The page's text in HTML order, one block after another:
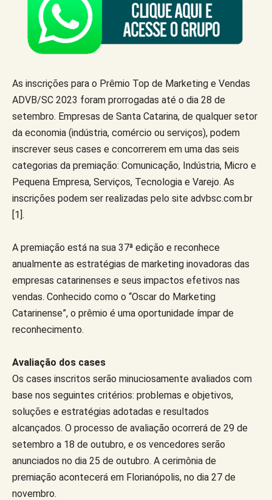
As inscrições para o Prêmio Top de Marketing e Vendas
ADVB/SC 2023 foram prorrogadas até o dia 28 de
setembro. Empresas de Santa Catarina, de qualquer setor
da economia (indústria, comércio ou serviços), podem
inscrever seus cases e concorrerem em uma das seis
categorias da premiação: Comunicação, Indústria, Micro e
Pequena Empresa, Serviços, Tecnologia e Varejo. As
inscrições podem ser realizadas pelo site advbsc.com.br
[1].
A premiação está na sua 37ª edição e reconhece
anualmente as estratégias de marketing inovadoras das
empresas catarinenses e seus impactos efetivos nas
vendas. Conhecido como o “Oscar do Marketing
Catarinense”, o prêmio é uma oportunidade ímpar de
reconhecimento.
Avaliação dos cases
Os cases inscritos serão minuciosamente avaliados com
base nos seguintes critérios: problemas e objetivos,
soluções e estratégias adotadas e resultados
alcançados. O processo de avaliação ocorrerá de 29 de
setembro a 18 de outubro, e os vencedores serão
anunciados no dia 25 de outubro. A cerimônia de
premiação acontecerá em Florianópolis, no dia 27 de
novembro.